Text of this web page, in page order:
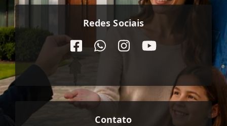
Redes Sociais
Contato